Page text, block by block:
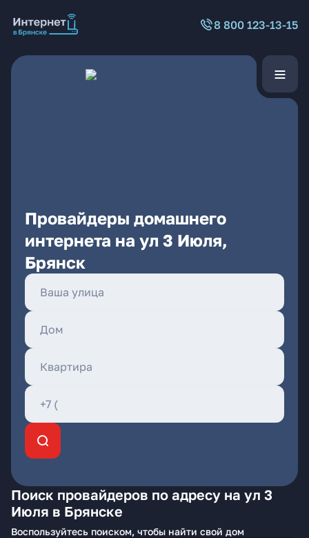
8 800 123-13-15
Провайдеры домашнего
интернета на ул 3 Июля,
Брянск
Поиск провайдеров по адресу на ул 3
Июля в Брянске
Воспользуйтесь поиском, чтобы найти свой дом